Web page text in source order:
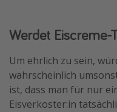
Gruppenreisen
Hotels in Hamburg
Hotels in Amsterdam
Hotels am Achensee
Werdet Eiscreme-
Um ehrlich zu sein,
wahrscheinlich
ist, dass man für nur
Eisverkoster:in